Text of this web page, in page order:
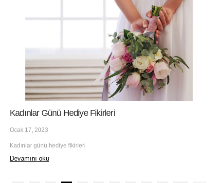
Kadınlar Günü Hediye Fikirleri
Ocak 17, 2023
Kadınlar günü hediye fikirleri
Devamını oku